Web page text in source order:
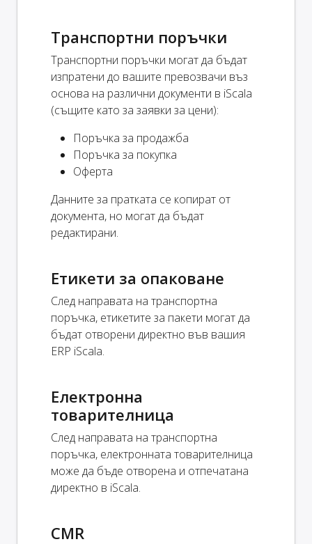
Транспортни поръчки
Транспортни поръчки могат да бъдат
изпратени до вашите превозвачи въз
основа на различни документи в iScala
(същите като за заявки за цени):
Поръчка за продажба
Поръчка за покупка
Оферта
Данните за пратката се копират от
документа, но могат да бъдат
редактирани.
Етикети за опаковане
След направата на транспортна
поръчка, етикетите за пакети могат да
бъдат отворени директно във вашия
ERP iScala.
Електронна
товарителница
След направата на транспортна
поръчка, електронната товарителница
може да бъде отворена и отпечатана
директно в iScala.
CMR